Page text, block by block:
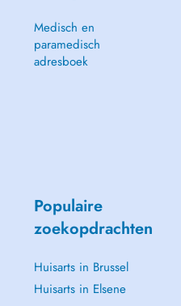
Medisch en
paramedisch
adresboek
Populaire
zoekopdrachten
Huisarts in Brussel
Huisarts in Elsene